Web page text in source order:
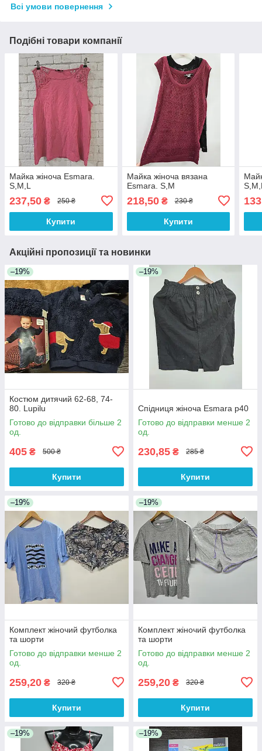
Всі умови повернення
Подібні товари компанії
Майка жіноча Esmara.
S,M,L
237,50 ₴ 250 ₴
Купити
Майка жіноча вязана
Esmara. S,M
218,50₴ 230 ₴
Купити
133
Акційні пропозиції та новинки
–19%
Костюм дитячий 62-68, 74-
80. Lupilu
Готово до відправки більше 2
од.
405 ₴ 500 ₴
Купити
–19%
Спідниця жіноча Esmara р40
Готово до відправки менше 2
од.
230,85 ₴ 285 ₴
Купити
–19%
Комплект жіночий футболка
та шорти
Готово до відправки менше 2
од.
259,20 ₴ 320 ₴
Купити
–19%
Комплект жіночий футболка
та шорти
Готово до відправки менше 2
од.
259,20 ₴ 320 ₴
Купити
–19% –19%